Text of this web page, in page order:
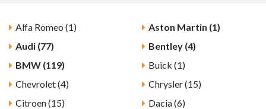
Alfa Romeo (1)
Aston Martin (1)
Audi (77)
Bentley (4)
BMW (119)
Buick (1)
Chevrolet (4)
Chrysler (15)
Citroen (15)
Dacia (6)